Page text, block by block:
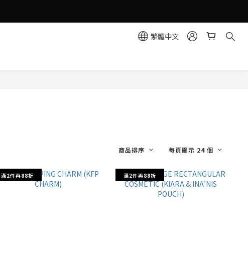
繁體中文
商品排序 每頁顯示 24 個
滿2件再88折 滿2件再88折